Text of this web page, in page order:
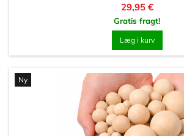
Pris
29,95 €
Gratis fragt!
Læg i kurv
Ny